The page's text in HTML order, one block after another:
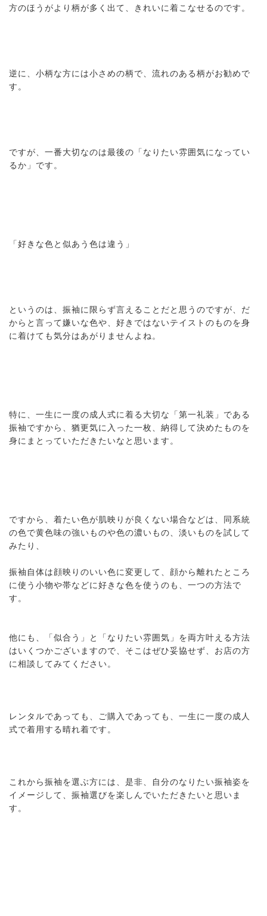
方のほうがより柄が多く出て、きれいに着こなせるのです。
逆に、小柄な方には小さめの柄で、流れのある柄がお勧めで
す。
ですが、一番大切なのは最後の「なりたい雰囲気になってい
るか」です。
「好きな色と似あう色は違う」
というのは、振袖に限らず言えることだと思うのですが、だ
からと言って嫌いな色や、好きではないテイストのものを身
に着けても気分はあがりませんよね。
特に、一生に一度の成人式に着る大切な「第一礼装」である
振袖ですから、猶更気に入った一枚、納得して決めたものを
身にまとっていただきたいなと思います。
ですから、着たい色が肌映りが良くない場合などは、同系統
の色で黄色味の強いものや色の濃いもの、淡いものを試して
みたり、
振袖自体は顔映りのいい色に変更して、顔から離れたところ
に使う小物や帯などに好きな色を使うのも、一つの方法で
す。
他にも、「似合う」と「なりたい雰囲気」を両方叶える方法
はいくつかございますので、そこはぜひ妥協せず、お店の方
に相談してみてください。
レンタルであっても、ご購入であっても、一生に一度の成人
式で着用する晴れ着です。
これから振袖を選ぶ方には、是非、自分のなりたい振袖姿を
イメージして、振袖選びを楽しんでいただきたいと思いま
す。